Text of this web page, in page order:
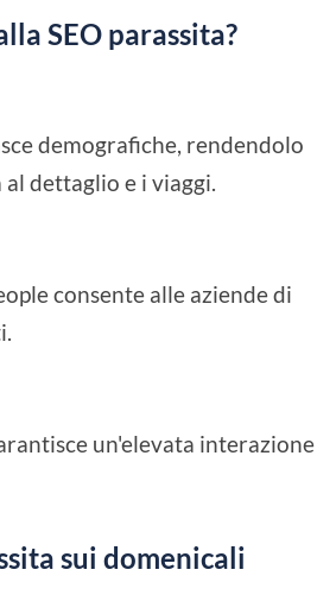
SEO parassita?
demografiche, rendendolo
dettaglio e i viaggi.
consente alle aziende di
un'elevata interazione
sui domenicali